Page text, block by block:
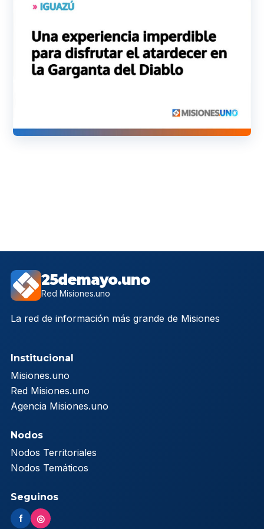
25demayo.uno
Red Misiones.uno
La red de información más grande de Misiones
Institucional
Misiones.uno
Red Misiones.uno
Agencia Misiones.uno
Nodos
Nodos Territoriales
Nodos Temáticos
Seguinos
f ◎